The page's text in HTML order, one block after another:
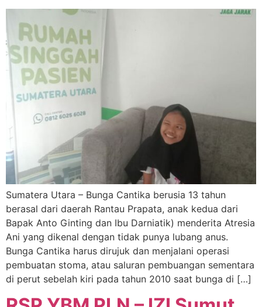
Sumatera Utara – Bunga Cantika berusia 13 tahun
berasal dari daerah Rantau Prapata, anak kedua dari
Bapak Anto Ginting dan Ibu Darniatik) menderita Atresia
Ani yang dikenal dengan tidak punya lubang anus.
Bunga Cantika harus dirujuk dan menjalani operasi
pembuatan stoma, atau saluran pembuangan sementara
di perut sebelah kiri pada tahun 2010 saat bunga di […]